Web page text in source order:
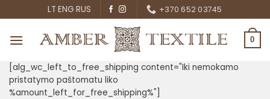
to
content
LT ENG RUS +370 652 03745
0
[alg_wc_left_to_free_shipping content="Iki nemokamo
pristatymo paštomatu liko
%amount_left_for_free_shipping%"]